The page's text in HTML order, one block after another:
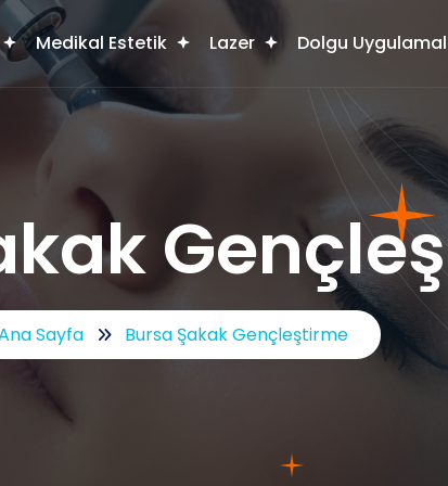
Medikal Estetik Lazer Dolgu
Sayfa Bursa Şakak Gençleştirme